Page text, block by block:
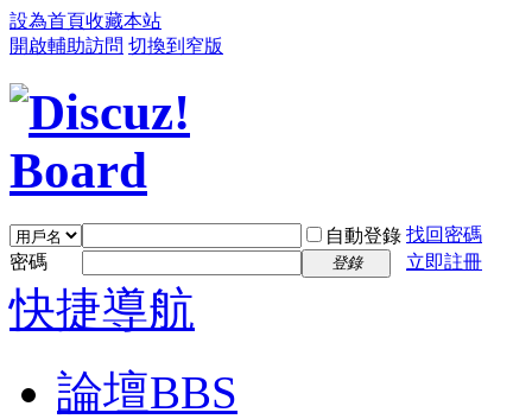
設為首頁收藏本站
開啟輔助訪問 切換到窄版
自動登錄 找回密碼
密碼
登錄 立即註冊
快捷導航
論壇BBS